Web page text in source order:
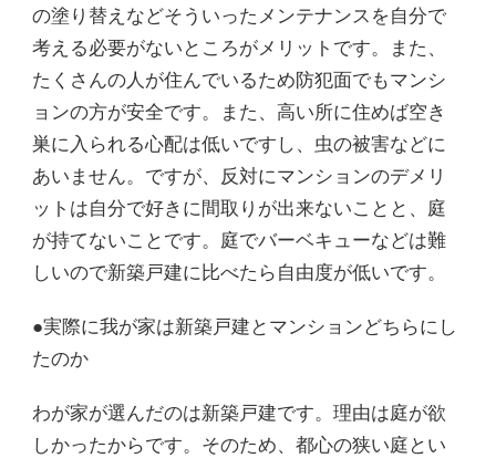
の塗り替えなどそういったメンテナンスを自分で
考える必要がないところがメリットです。また、
たくさんの人が住んでいるため防犯面でもマンシ
ョンの方が安全です。また、高い所に住めば空き
巣に入られる心配は低いですし、虫の被害などに
あいません。ですが、反対にマンションのデメリ
ットは自分で好きに間取りが出来ないことと、庭
が持てないことです。庭でバーベキューなどは難
しいので新築戸建に比べたら自由度が低いです。
●実際に我が家は新築戸建とマンションどちらにし
たのか
わが家が選んだのは新築戸建です。理由は庭が欲
しかったからです。そのため、都心の狭い庭とい